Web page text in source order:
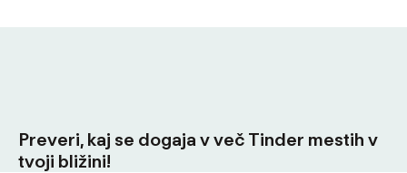
Preveri, kaj se dogaja v več Tinder mestih v
tvoji bližini!